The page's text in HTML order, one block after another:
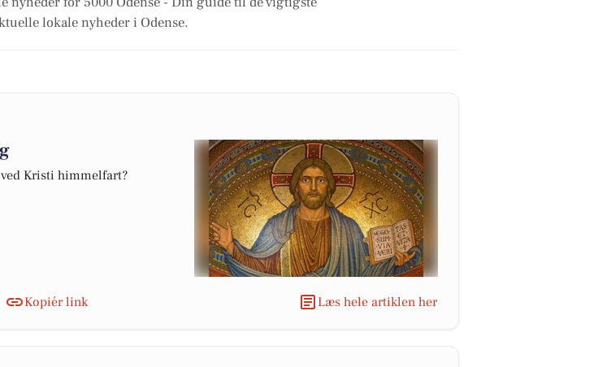
lokale nyheder i Odense.
Kristi himmelfart?
Kopiér link Læs hele artiklen her